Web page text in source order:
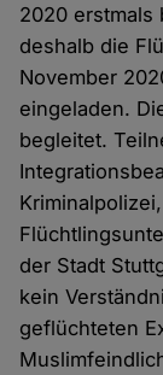
2020 erstmals
deshalb die
November
eingeladen.
begleitet.
der Stadt
kein
geflüchteten